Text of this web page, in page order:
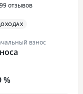
отзывов
взнос
%